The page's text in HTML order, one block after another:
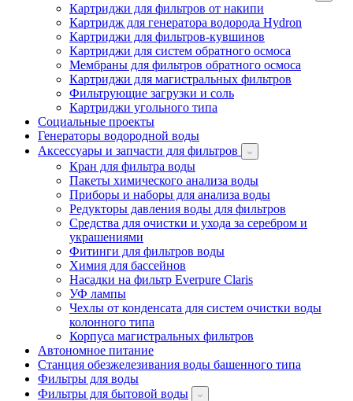
Картриджи для фильтров от накипи
Картридж для генератора водорода Hydron
Картриджи для фильтров-кувшинов
Картриджи для систем обратного осмоса
Мембраны для фильтров обратного осмоса
Картриджи для магистральных фильтров
Фильтрующие загрузки и соль
Картриджи угольного типа
Социальные проекты
Генераторы водородной воды
Аксессуары и запчасти для фильтров
Кран для фильтра воды
Пакеты химического анализа воды
Приборы и наборы для анализа воды
Редукторы давления воды для фильтров
Средства для очистки и ухода за серебром и
украшениями
Фитинги для фильтров воды
Химия для бассейнов
Насадки на фильтр Everpure Claris
УФ лампы
Чехлы от конденсата для систем очистки воды
колонного типа
Корпуса магистральных фильтров
Автономное питание
Станция обезжелезивания воды башенного типа
Фильтры для воды
Фильтры для бытовой воды